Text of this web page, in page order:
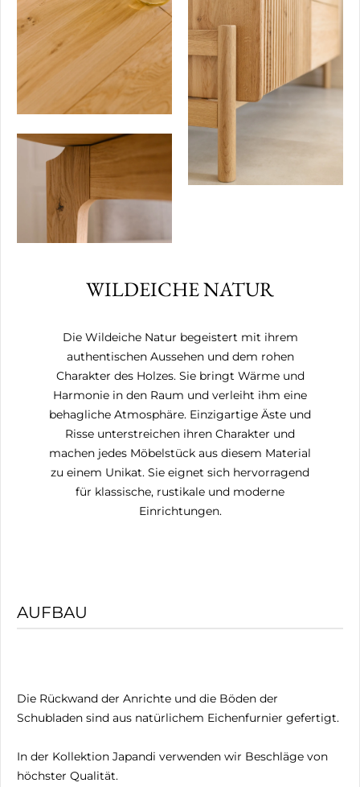
WILDEICHE NATUR
Die Wildeiche Natur begeistert mit ihrem
authentischen Aussehen und dem rohen
Charakter des Holzes. Sie bringt Wärme und
Harmonie in den Raum und verleiht ihm eine
behagliche Atmosphäre. Einzigartige Äste und
Risse unterstreichen ihren Charakter und
machen jedes Möbelstück aus diesem Material
zu einem Unikat. Sie eignet sich hervorragend
für klassische, rustikale und moderne
Einrichtungen.
AUFBAU
Die Rückwand der Anrichte und die Böden der
Schubladen sind aus natürlichem Eichenfurnier gefertigt.
In der Kollektion Japandi verwenden wir Beschläge von
höchster Qualität.